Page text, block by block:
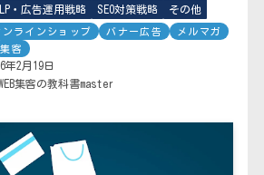
LP・広告運用戦略 SEO対策戦略 その他
ンラインショップ バナー広告
メルマガ
集客
年2月19日
集客の教科書master